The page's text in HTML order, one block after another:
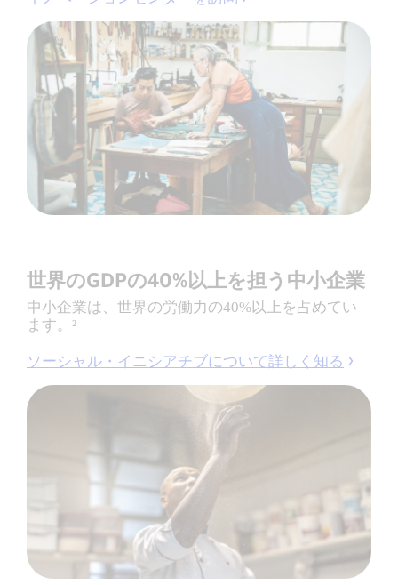
世界のGDPの40%以上を担う中小企業
中小企業は、世界の労働力の40%以上を占めてい
ます。²
ソーシャル・イニシアチブについて詳しく知る